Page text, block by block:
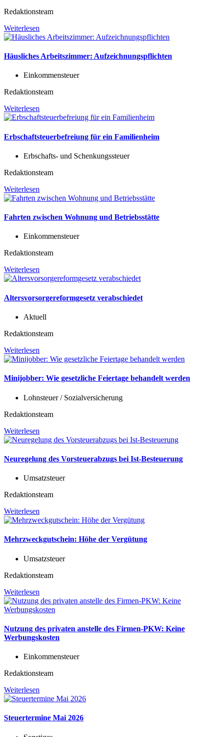
Redaktionsteam
Weiterlesen
Häusliches Arbeitszimmer: Aufzeichnungspflichten
Einkommensteuer
Redaktionsteam
Weiterlesen
Erbschaftsteuerbefreiung für ein Familienheim
Erbschafts- und Schenkungssteuer
Redaktionsteam
Weiterlesen
Fahrten zwischen Wohnung und Betriebsstätte
Einkommensteuer
Redaktionsteam
Weiterlesen
Altersvorsorgereformgesetz verabschiedet
Aktuell
Redaktionsteam
Weiterlesen
Minijobber: Wie gesetzliche Feiertage behandelt werden
Lohnsteuer / Sozialversicherung
Redaktionsteam
Weiterlesen
Neuregelung des Vorsteuerabzugs bei Ist-Besteuerung
Umsatzsteuer
Redaktionsteam
Weiterlesen
Mehrzweckgutschein: Höhe der Vergütung
Umsatzsteuer
Redaktionsteam
Weiterlesen
Nutzung des privaten anstelle des Firmen-PKW: Keine
Werbungskosten
Einkommensteuer
Redaktionsteam
Weiterlesen
Steuertermine Mai 2026